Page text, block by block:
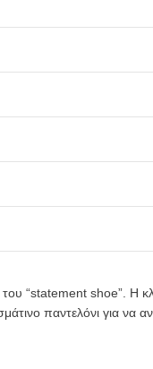
“statement shoe”. Η
παντελόνι για να